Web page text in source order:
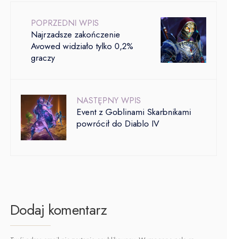
POPRZEDNI WPIS
Najrzadsze zakończenie
Avowed widziało tylko 0,2%
graczy
NASTĘPNY WPIS
Event z Goblinami Skarbnikami
powrócił do Diablo IV
Dodaj komentarz